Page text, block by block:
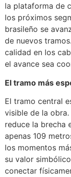
la plataforma de
los próximos
brasileño se
de nuevos
calidad en los
el avance sea
El tramo más
El tramo central
visible de la
reduce la brecha
apenas 109
los momentos
su valor
conectar